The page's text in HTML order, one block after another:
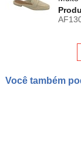
Você também